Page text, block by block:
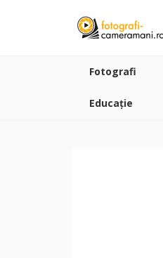
Fotografi
Educație